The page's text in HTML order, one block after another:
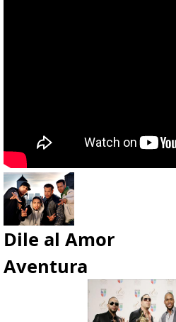
Dile al Amor
Aventura